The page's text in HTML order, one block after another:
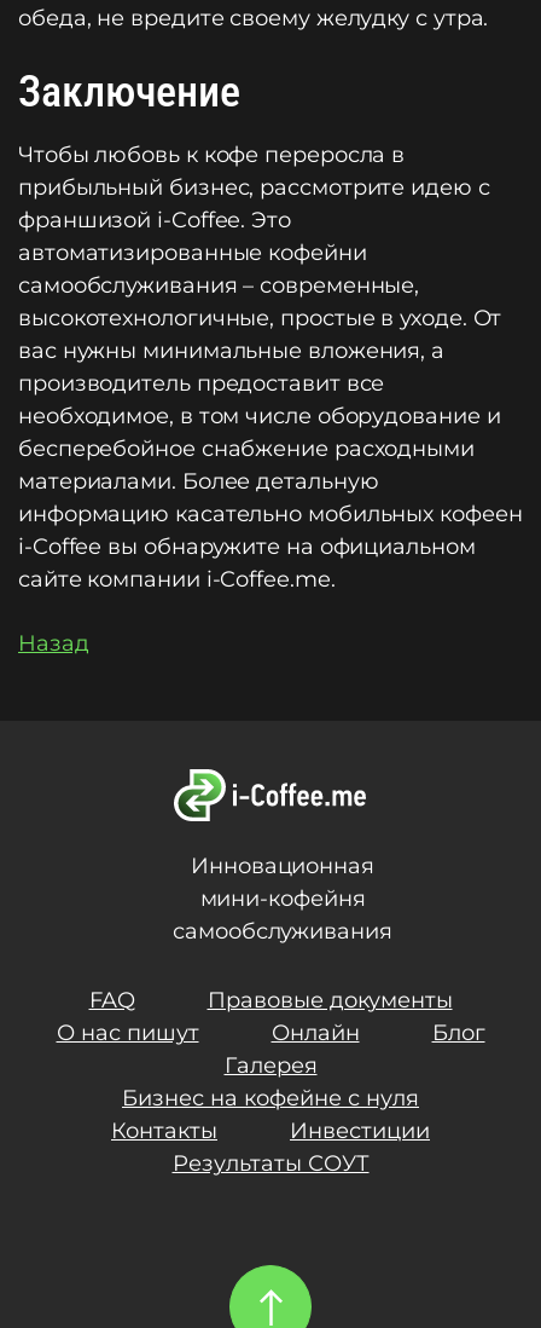
обеда, не вредите своему желудку с утра.
Заключение
Чтобы любовь к кофе переросла в
прибыльный бизнес, рассмотрите идею с
франшизой i-Coffee. Это
автоматизированные кофейни
самообслуживания – современные,
высокотехнологичные, простые в уходе. От
вас нужны минимальные вложения, а
производитель предоставит все
необходимое, в том числе оборудование и
бесперебойное снабжение расходными
материалами. Более детальную
информацию касательно мобильных кофеен
i-Coffee вы обнаружите на официальном
сайте компании i-Coffee.me.
Назад
Инновационная
мини-кофейня
самообслуживания
FAQ
Правовые документы
О нас пишут
Онлайн
Блог
Галерея
Бизнес на кофейне с нуля
Контакты
Инвестиции
Результаты СОУТ